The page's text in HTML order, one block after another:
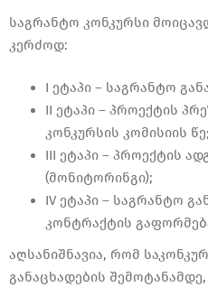
საგრანტო კონკურსი
კერძოდ:
I ეტაპი – საგრანტო
II ეტაპი – პროექტის
კონკურსის კომისიის
III ეტაპი – პროექტის
(მონიტორინგი);
IV ეტაპი – საგრანტო
კონტრაქტის
აღსანიშნავია, რომ
განაცხადების